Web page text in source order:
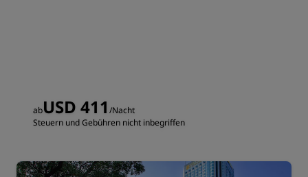
abUSD 411 /Nacht
Steuern und Gebühren nicht inbegriffen